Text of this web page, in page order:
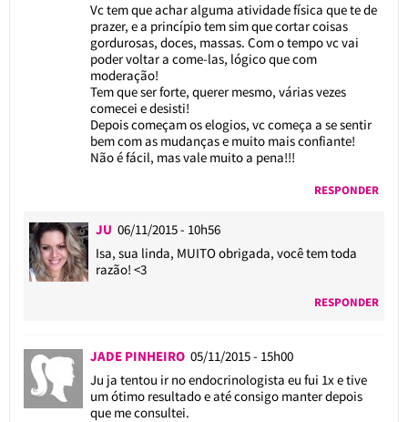
Vc tem que achar alguma atividade física que te de
prazer, e a princípio tem sim que cortar coisas
gordurosas, doces, massas. Com o tempo vc vai
poder voltar a come-las, lógico que com
moderação!
Tem que ser forte, querer mesmo, várias vezes
comecei e desisti!
Depois começam os elogios, vc começa a se sentir
bem com as mudanças e muito mais confiante!
Não é fácil, mas vale muito a pena!!!
RESPONDER
JU 06/11/2015 - 10h56
Isa, sua linda, MUITO obrigada, você tem toda
razão! <3
RESPONDER
JADE PINHEIRO 05/11/2015 - 15h00
Ju ja tentou ir no endocrinologista eu fui 1x e tive
um ótimo resultado e até consigo manter depois
que me consultei.